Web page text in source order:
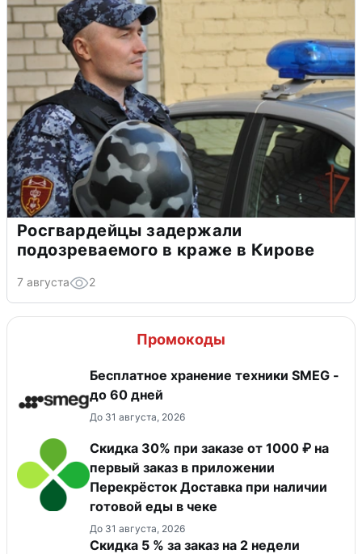
Росгвардейцы задержали
подозреваемого в краже в Кирове
7 августа 2
Промокоды
Бесплатное хранение техники SMEG -
до 60 дней
До 31 августа, 2026
Скидка 30% при заказе от 1000 ₽ на
первый заказ в приложении
Перекрёсток Доставка при наличии
готовой еды в чеке
До 31 августа, 2026
Скидка 5 % за заказ на 2 недели